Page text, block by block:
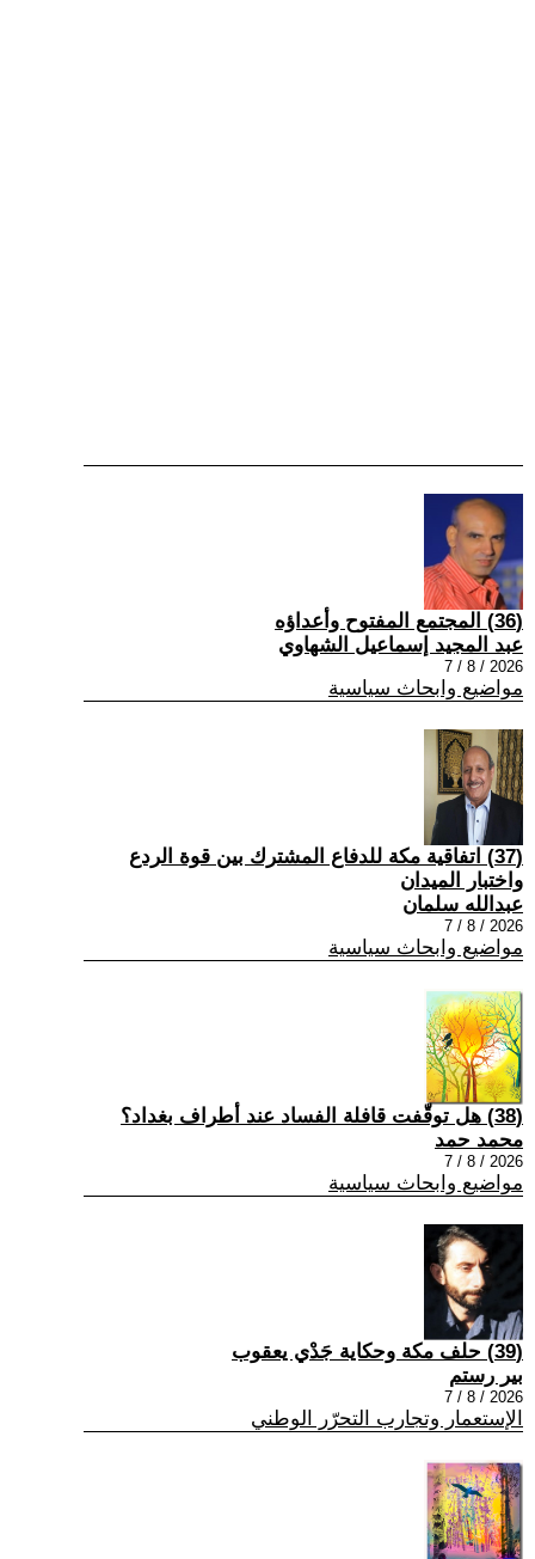
(36) المجتمع المفتوح وأعداؤه
عبد المجيد إسماعيل الشهاوي
2026 / 8 / 7
مواضيع وابحاث سياسية
(37) اتفاقية مكة للدفاع المشترك بين قوة الردع
واختبار الميدان
عبدالله سلمان
2026 / 8 / 7
مواضيع وابحاث سياسية
(38) هل توقّفت قافلة الفساد عند أطراف بغداد؟
محمد حمد
2026 / 8 / 7
مواضيع وابحاث سياسية
(39) حلف مكة وحكاية جَدْي يعقوب
بير رستم
2026 / 8 / 7
الإستعمار وتجارب التحرّر الوطني